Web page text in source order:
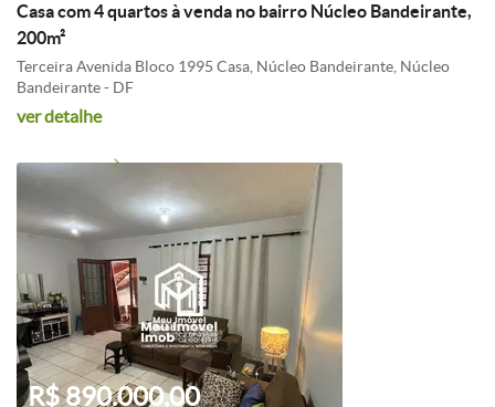
Casa com 4 quartos à venda no bairro Núcleo Bandeirante,
200m²
Terceira Avenida Bloco 1995 Casa, Núcleo Bandeirante, Núcleo
Bandeirante - DF
ver detalhe
R$ 890.000,00